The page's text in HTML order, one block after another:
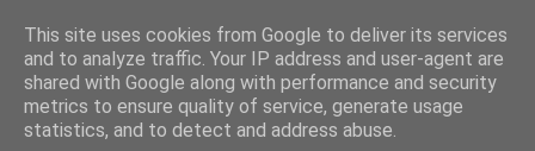
This site uses cookies from Google to deliver its services
and to analyze traffic. Your IP address and user-agent are
shared with Google along with performance and security
metrics to ensure quality of service, generate usage
statistics, and to detect and address abuse.